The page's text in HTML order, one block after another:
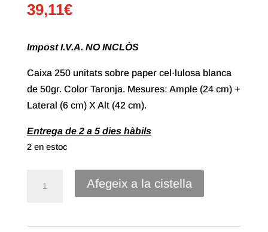
39,11€
Impost I.V.A. NO INCLÒS
Caixa 250 unitats sobre paper cel·lulosa blanca
de 50gr. Color Taronja. Mesures: Ample (24 cm) +
Lateral (6 cm) X Alt (42 cm).
Entrega de 2 a 5 dies hàbils
2 en estoc
Paper
Afegeix a la cistella